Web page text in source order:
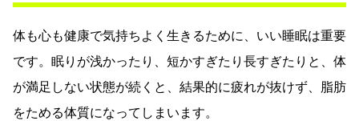
体も心も健康で気持ちよく生きるために、いい睡眠は重要
です。眠りが浅かったり、短かすぎたり長すぎたりと、体
が満足しない状態が続くと、結果的に疲れが抜けず、脂肪
をためる体質になってしまいます。